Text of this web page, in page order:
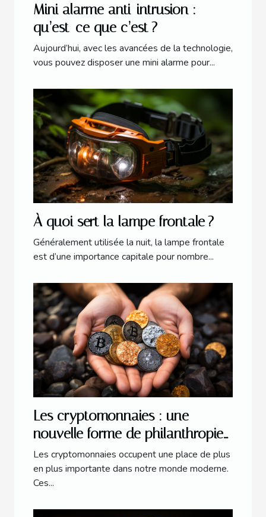
Mini alarme anti-intrusion :
qu’est-ce que c’est ?
Aujourd’hui, avec les avancées de la technologie,
vous pouvez disposer une mini alarme pour...
À quoi sert la lampe frontale ?
Généralement utilisée la nuit, la lampe frontale
est d’une importance capitale pour nombre...
Les cryptomonnaies : une
nouvelle forme de philanthropie
?
Les cryptomonnaies occupent une place de plus
en plus importante dans notre monde moderne.
Ces...